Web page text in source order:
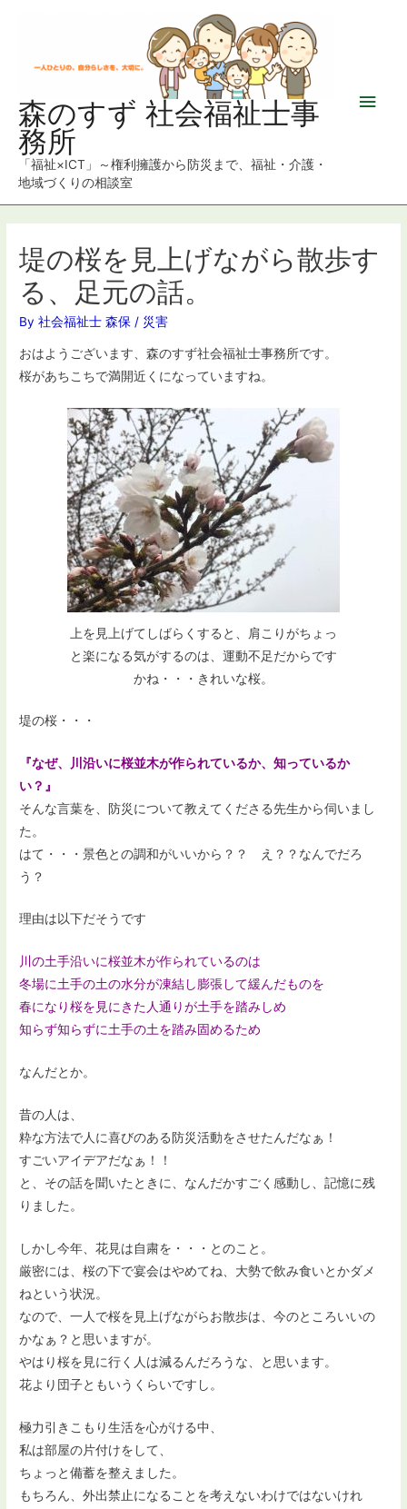
森のすず 社会福祉士事
務所
「福祉×ICT」～権利擁護から防災まで、福祉・介護・
地域づくりの相談室
メ
ニ
堤の桜を見上げながら散歩す
る、足元の話。
By社会福祉士 森保 / 災害
おはようございます、森のすず社会福祉士事務所です。
桜があちこちで満開近くになっていますね。
上を見上げてしばらくすると、肩こりがちょっ
と楽になる気がするのは、運動不足だからです
かね・・・きれいな桜。
堤の桜・・・
『なぜ、川沿いに桜並木が作られているか、知っているか
い？』
そんな言葉を、防災について教えてくださる先生から伺いまし
た。
はて・・・景色との調和がいいから？？ え？？なんでだろ
う？
理由は以下だそうです
川の土手沿いに桜並木が作られているのは
冬場に土手の土の水分が凍結し膨張して緩んだものを
春になり桜を見にきた人通りが土手を踏みしめ
知らず知らずに土手の土を踏み固めるため
なんだとか。
昔の人は、
粋な方法で人に喜びのある防災活動をさせたんだなぁ！
すごいアイデアだなぁ！！
と、その話を聞いたときに、なんだかすごく感動し、記憶に残
りました。
しかし今年、花見は自粛を・・・とのこと。
厳密には、桜の下で宴会はやめてね、大勢で飲み食いとかダメ
ねという状況。
なので、一人で桜を見上げながらお散歩は、今のところいいの
かなぁ？と思いますが。
やはり桜を見に行く人は減るんだろうな、と思います。
花より団子ともいうくらいですし。
極力引きこもり生活を心がける中、
私は部屋の片付けをして、
ちょっと備蓄を整えました。
もちろん、外出禁止になることを考えないわけではないけれ